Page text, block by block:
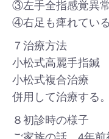
③左手全指感覚異
④右足も痺れている
７治療方法
小松式高麗手指鍼
小松式複合治療
併用して治療する。
８初診時の様子